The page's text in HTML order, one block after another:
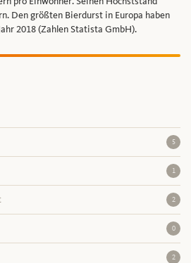
Den größten Bierdurst in Europa haben
2018 (Zahlen Statista GmbH).
5
1
2
0
2